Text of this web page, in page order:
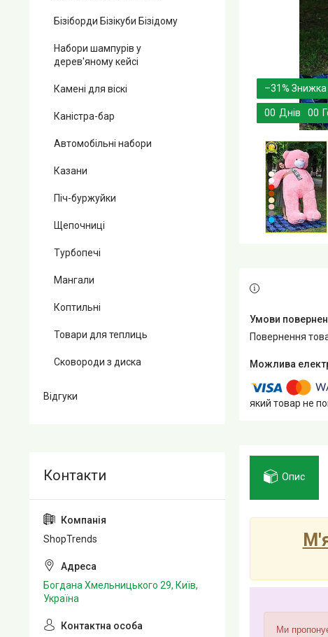
–31%
00 Днів 00
повернення
який товар не
Опис
Ми
Бізіборди Бізікуби Бізідому
Набори шампурів у
дерев'яному кейсі
Камені для віскі
Каністра-бар
Автомобільні набори
Казани
Піч-буржуйки
Щепочниці
Турбопечі
Мангали
Коптильні
Товари для теплиць
Сковороди з диска
Відгуки
ShopTrends
Богдана Хмельницького 29, Київ,
Україна